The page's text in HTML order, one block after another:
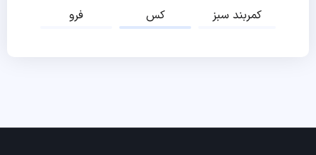
فرو
کس کمربند سبز